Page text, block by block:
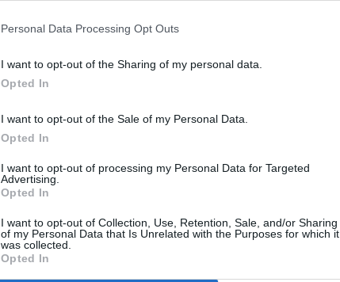
Personal Data Processing Opt Outs
I want to opt-out of the Sharing of my personal data.
Opted In
I want to opt-out of the Sale of my Personal Data.
Opted In
I want to opt-out of processing my Personal Data for Targeted
Advertising.
Opted In
I want to opt-out of Collection, Use, Retention, Sale, and/or Sharing
of my Personal Data that Is Unrelated with the Purposes for which it
was collected.
Opted In